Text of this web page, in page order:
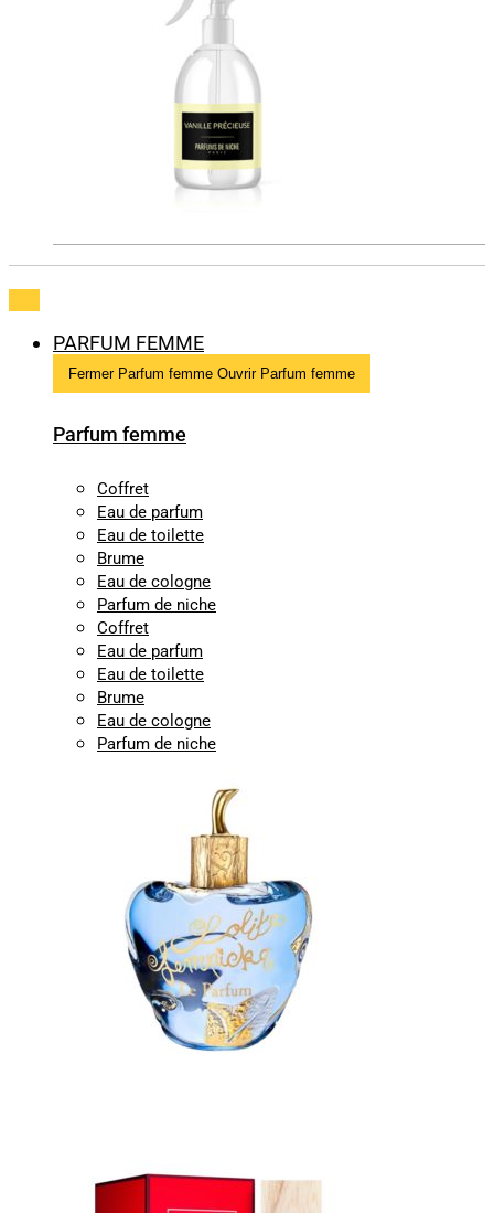
PARFUM FEMME
Fermer Parfum femme Ouvrir Parfum femme
Parfum femme
Coffret
Eau de parfum
Eau de toilette
Brume
Eau de cologne
Parfum de niche
Coffret
Eau de parfum
Eau de toilette
Brume
Eau de cologne
Parfum de niche